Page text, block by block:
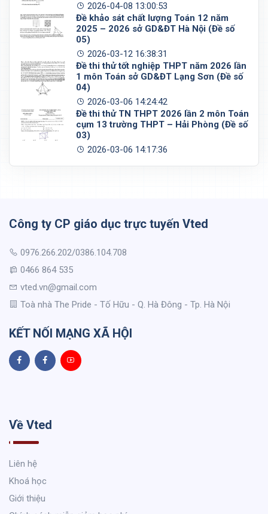
2026-04-08 13:00:53
Đề khảo sát chất lượng Toán 12 năm
2025 – 2026 sở GD&ĐT Hà Nội (Đề số
05)
2026-03-12 16:38:31
Đề thi thử tốt nghiệp THPT năm 2026 lần
1 môn Toán sở GD&ĐT Lạng Sơn (Đề số
04)
2026-03-06 14:24:42
Đề thi thử TN THPT 2026 lần 2 môn Toán
cụm 13 trường THPT – Hải Phòng (Đề số
03)
2026-03-06 14:17:36
Công ty CP giáo dục trực tuyến Vted
0976.266.202/0386.104.708
0466 864 535
vted.vn@gmail.com
Toà nhà The Pride - Tố Hữu - Q. Hà Đông - Tp. Hà Nội
KẾT NỐI MẠNG XÃ HỘI
Về Vted
Liên hệ
Khoá học
Giới thiệu